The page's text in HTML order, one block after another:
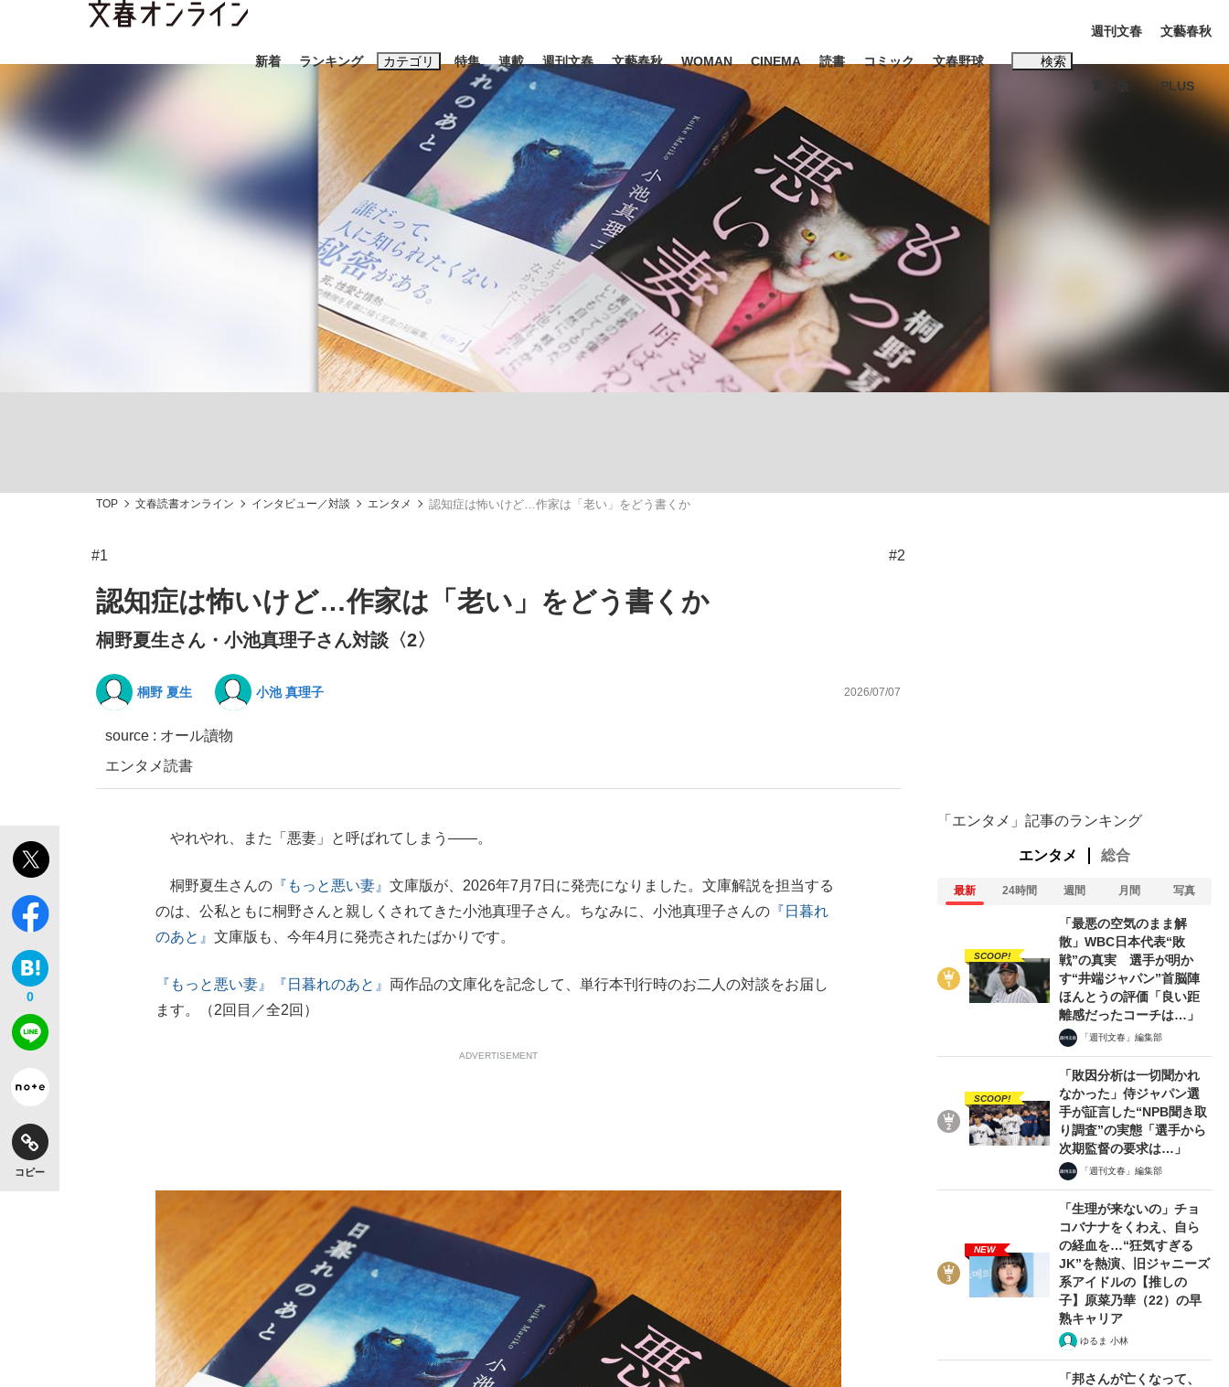
新着 ランキング カテゴリ
エンタメ ライフ ビジネス インタビュー 読書
「90%は失敗する。でも…」本田圭佑が初めて明かした日本代表監督に... 「最悪の空気のまま解散」WBC日本代表“敗戦”の真実 選手が明かす...
特集
観る将棋、読む将棋
連載 週刊文春 文藝春秋 WOMAN CINEMA 読書 コミック 文春野球 検索
キーワード入力
おすすめのキーワードタグ一覧
#藤田晋 #三山凌輝 #高市早苗 #後藤真希 #森岡毅 #城彰二 #内田有紀
#松田聖子
#玉木雄一郎
#亀和田武
週刊文春 文藝春秋
PLUS
TOP 文春読書オンライン インタビュー／対談 エンタメ 認知症は怖いけど…作家は「老い」をどう書くか
#1 #2
認知症は怖いけど…作家は「老い」をどう書くか
桐野夏生さん・小池真理子さん対談〈2〉
桐野 夏生 小池 真理子 2026/07/07
source : オール讀物
エンタメ読書
0
コピー
やれやれ、また「悪妻」と呼ばれてしまう――。
桐野夏生さんの 『もっと悪い妻』 文庫版が、2026年7月7日に発売になりました。文庫解説を担当する
のは、公私ともに桐野さんと親しくされてきた小池真理子さん。ちなみに、小池真理子さんの 『日暮れ
のあと』 文庫版も、今年4月に発売されたばかりです。
『もっと悪い妻』 『日暮れのあと』 両作品の文庫化を記念して、単行本刊行時のお二人の対談をお届し
ます。（2回目／全2回）
ADVERTISEMENT
「エンタメ」記事のランキング
エンタメ 総合
最新 24時間 週間 月間 写真
SCOOP!
「最悪の空気のまま解
散」WBC日本代表“敗
戦”の真実 選手が明か
す“井端ジャパン”首脳陣
ほんとうの評価「良い距
離感だったコーチは…」
「週刊文春」編集部
SCOOP!
「敗因分析は一切聞かれ
なかった」侍ジャパン選
手が証言した“NPB聞き取
り調査”の実態「選手から
次期監督の要求は…」
「週刊文春」編集部
NEW
「生理が来ないの」チョ
コバナナをくわえ、自ら
の経血を…“狂気すぎる
JK”を熱演、旧ジャニーズ
系アイドルの【推しの
子】原菜乃華（22）の早
熟キャリア
ゆるま 小林
「邦さんが亡くなって、